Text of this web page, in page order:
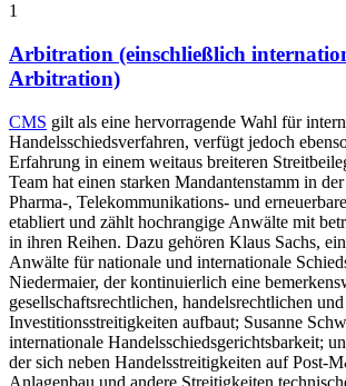
1
Arbitration (einschließlich
Arbitration)
CMS gilt als eine hervorragende Wahl für
Handelsschiedsverfahren, verfügt jedoch
Erfahrung in einem weitaus breiteren
Team hat einen starken Mandantenstamm in
Pharma-, Telekommunikations- und
etabliert und zählt hochrangige Anwälte mit
in ihren Reihen. Dazu gehören Klaus Sachs,
Anwälte für nationale und internationale
Niedermaier, der kontinuierlich eine
gesellschaftsrechtlichen, handelsrechtlichen
Investitionsstreitigkeiten aufbaut; Susanne
internationale Handelsschiedsgerichtsbarkeit;
der sich neben Handelsstreitigkeiten auf Post-
Anlagenbau und andere Streitigkeiten